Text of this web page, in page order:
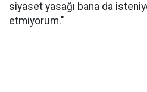
siyaset yasağı bana da
etmiyorum."